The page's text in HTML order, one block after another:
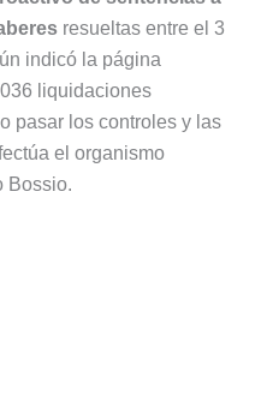
resueltas entre el 3
indicó la página
liquidaciones
pasar los controles y las
el organismo
Bossio.